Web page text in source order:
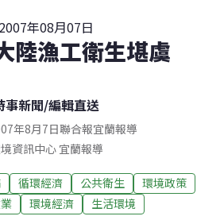
2007年08月07日
陸漁工衛生堪虞
事新聞/編輯直送
年8月7日聯合報宜蘭報導
資訊中心 宜蘭報導
循環經濟 公共衛生
環境政策
環境經濟 生活環境